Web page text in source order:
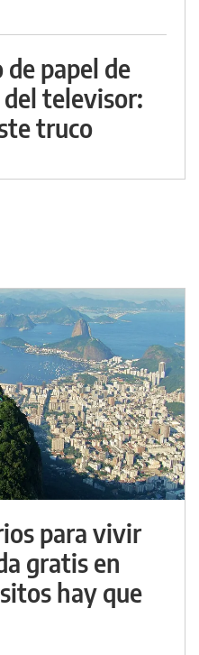
papel de
televisor:
truco
para vivir
gratis en
hay que